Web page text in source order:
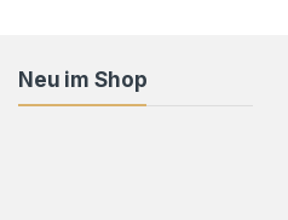
Neu im Shop